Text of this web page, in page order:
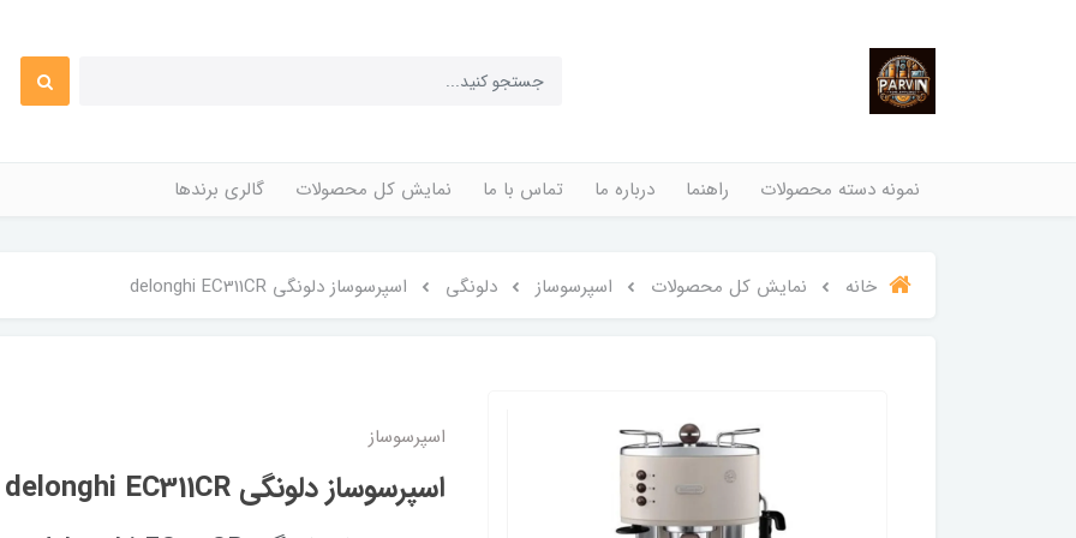
نمونه دسته محصولات راهنما درباره ما تماس با ما نمایش کل محصولات گالری برندها
خانه نمایش کل محصولات اسپرسوساز دلونگی اسپرسوساز دلونگی delonghi EC311CR
اسپرسوساز
اسپرسوساز دلونگی delonghi EC311CR